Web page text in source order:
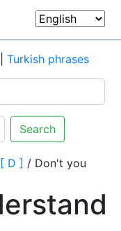
Turkish phrases
Search
[ D ] / Don't you